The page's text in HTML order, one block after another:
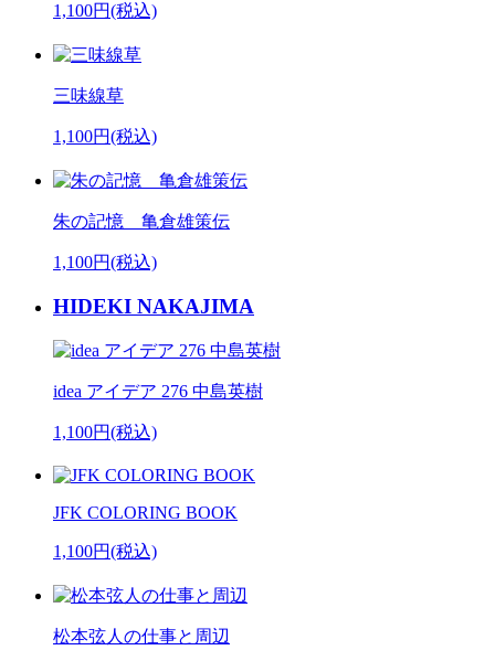
1,100円(税込)
三味線草
1,100円(税込)
朱の記憶 亀倉雄策伝
1,100円(税込)
HIDEKI NAKAJIMA
idea アイデア 276 中島英樹
1,100円(税込)
JFK COLORING BOOK
1,100円(税込)
松本弦人の仕事と周辺